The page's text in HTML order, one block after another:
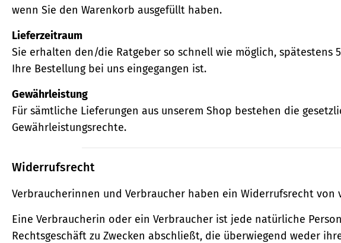
wenn Sie den Warenkorb ausgefüllt haben.
Lieferzeitraum
Sie erhalten den/die Ratgeber so schnell wie möglich, spätestens
Ihre Bestellung bei uns eingegangen ist.
Gewährleistung
Für sämtliche Lieferungen aus unserem Shop bestehen die
Gewährleistungsrechte.
Widerrufsrecht
Verbraucherinnen und Verbraucher haben ein Widerrufsrecht von
Eine Verbraucherin oder ein Verbraucher ist jede natürliche
Rechtsgeschäft zu Zwecken abschließt, die überwiegend weder